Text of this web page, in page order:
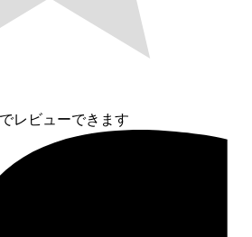
レビューできます